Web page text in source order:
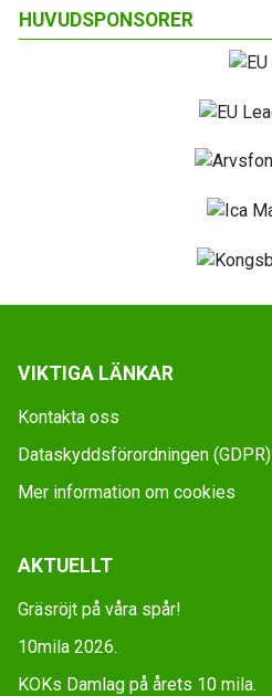
HUVUDSPONSORER
VIKTIGA LÄNKAR
Kontakta oss
Dataskyddsförordningen (GDPR)
Mer information om cookies
AKTUELLT
Gräsröjt på våra spår!
10mila 2026.
KOKs Damlag på årets 10 mila.